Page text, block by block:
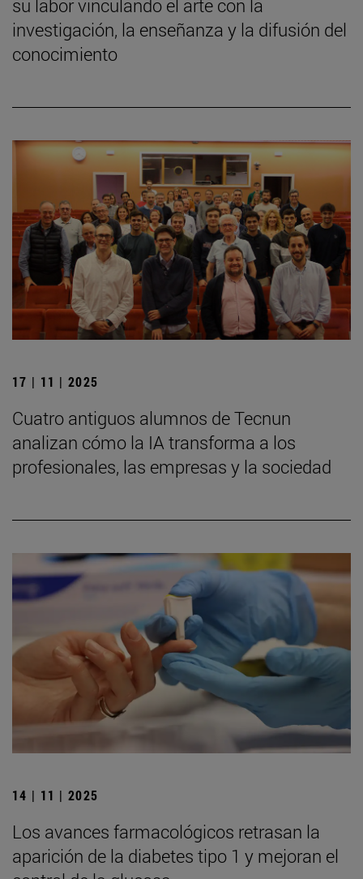
su labor vinculando el arte con la
investigación, la enseñanza y la difusión del
conocimiento
17 | 11 | 2025
Cuatro antiguos alumnos de Tecnun
analizan cómo la IA transforma a los
profesionales, las empresas y la sociedad
14 | 11 | 2025
Los avances farmacológicos retrasan la
aparición de la diabetes tipo 1 y mejoran el